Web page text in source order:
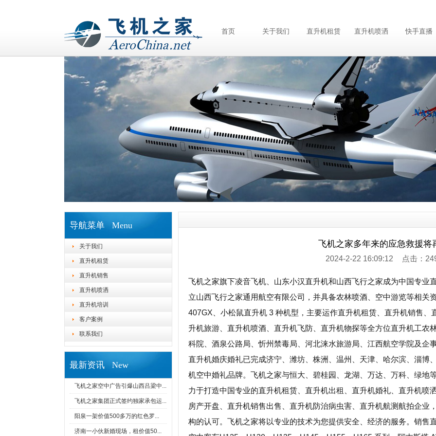
首页 关于我们 直升机租赁 直升机喷洒 快手直播
导航菜单 Menu
关于我们
直升机租赁
直升机销售
直升机喷洒
直升机培训
客户案例
联系我们
最新资讯 New
飞机之家空中广告引爆山西吕梁中...
飞机之家集团正式签约独家承包运...
阳泉一架价值500多万的红色罗...
济南一小伙新婚现场，租价值50...
飞机之家多年来的应急救援将
2024-2-22 16:09:12 点击：
⻜机之家旗下凌音⻜机、山东小汉直升机和山西飞行之家成为中国专业
立山⻄⻜行之家通用航空有限公司，并具备农林喷酒、空中游览等相关
407GX、小松鼠直升机 3 种机型，主要运作直升机租赁、直升机销售
升机旅游、直升机喷酒、直升机⻜防、直升机物探等全方位直升机工农
科院、酒泉公路局、忻州禁毒局、河北涞水旅游局、江⻄航空学院及企
直升机婚庆婚礼已完成济宁、潍坊、株洲、温州、天津、哈尔滨、淄博
机空中婚礼品牌。⻜机之家与恒大、碧桂园、⻰湖、万达、万科、绿地
力于打造中国专业的直升机租赁、直升机出租、直升机婚礼、直升机喷
房产开盘、直升机销售出售、直升机防治病虫害、直升机航测航拍企业
构的认可。⻜机之家将以专业的技术为您提供安全、经济的服务。销售